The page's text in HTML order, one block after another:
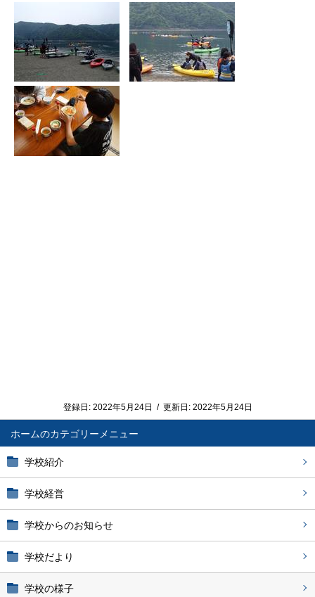
ホーム
学校紹介
学校経営
学校からのお知らせ
学校だより
学校の様子
登録日: 2022年5月24日 / 更新日: 2022年5月24日